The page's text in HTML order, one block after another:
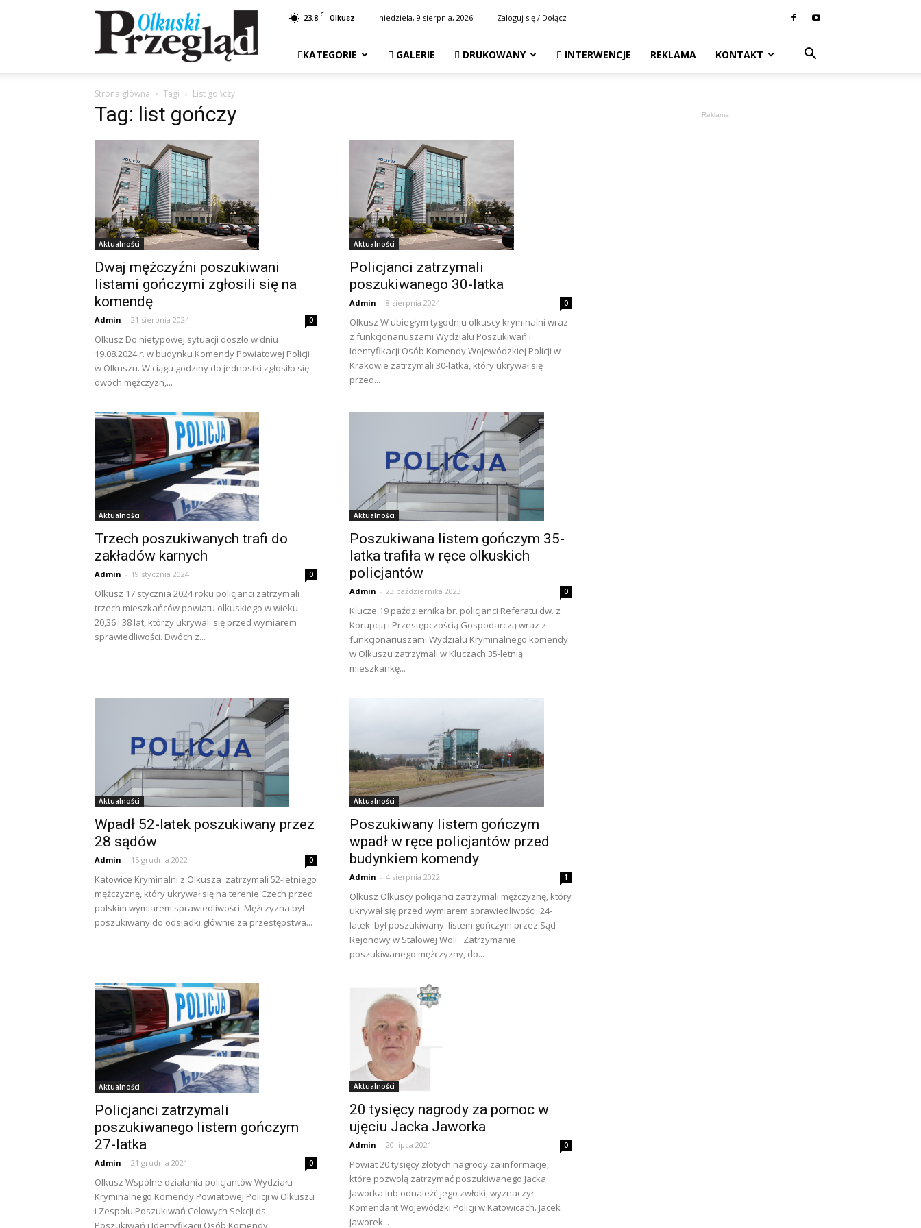
Przegląd
Olkuski
23.8 C Olkusz niedziela, 9 sierpnia, 2026 Zaloguj się / Dołącz
KATEGORIE GALERIE DRUKOWANY INTERWENCJE REKLAMA KONTAKT
Strona główna Tagi List gończy
Tag: list gończy
Aktualności
Dwaj mężczyźni poszukiwani
listami gończymi zgłosili się na
komendę
Admin - 21 sierpnia 2024 0
Olkusz Do nietypowej sytuacji doszło w dniu
19.08.2024 r. w budynku Komendy Powiatowej Policji
w Olkuszu. W ciągu godziny do jednostki zgłosiło się
dwóch mężczyzn,...
Aktualności
Policjanci zatrzymali
poszukiwanego 30-latka
Admin - 8 sierpnia 2024 0
Olkusz W ubiegłym tygodniu olkuscy kryminalni wraz
z funkcjonariuszami Wydziału Poszukiwań i
Identyfikacji Osób Komendy Wojewódzkiej Policji w
Krakowie zatrzymali 30-latka, który ukrywał się
przed...
Aktualności
Trzech poszukiwanych trafi do
zakładów karnych
Admin - 19 stycznia 2024 0
Olkusz 17 stycznia 2024 roku policjanci zatrzymali
trzech mieszkańców powiatu olkuskiego w wieku
20,36 i 38 lat, którzy ukrywali się przed wymiarem
sprawiedliwości. Dwóch z...
Aktualności
Poszukiwana listem gończym 35-
latka trafiła w ręce olkuskich
policjantów
Admin - 23 października 2023 0
Klucze 19 października br. policjanci Referatu dw. z
Korupcją i Przestępczością Gospodarczą wraz z
funkcjonariuszami Wydziału Kryminalnego komendy
w Olkuszu zatrzymali w Kluczach 35-letnią
mieszkankę...
Aktualności
Wpadł 52-latek poszukiwany przez
28 sądów
Admin - 15 grudnia 2022 0
Katowice Kryminalni z Olkusza zatrzymali 52-letniego
mężczyznę, który ukrywał się na terenie Czech przed
polskim wymiarem sprawiedliwości. Mężczyzna był
poszukiwany do odsiadki głównie za przestępstwa...
Aktualności
Poszukiwany listem gończym
wpadł w ręce policjantów przed
budynkiem komendy
Admin - 4 sierpnia 2022 1
Olkusz Olkuscy policjanci zatrzymali mężczyznę, który
ukrywał się przed wymiarem sprawiedliwości. 24-
latek był poszukiwany listem gończym przez Sąd
Rejonowy w Stalowej Woli. Zatrzymanie
poszukiwanego mężczyzny, do...
Aktualności
Policjanci zatrzymali
poszukiwanego listem gończym
27-latka
Admin - 21 grudnia 2021 0
Olkusz Wspólne działania policjantów Wydziału
Kryminalnego Komendy Powiatowej Policji w Olkuszu
i Zespołu Poszukiwań Celowych Sekcji ds.
Poszukiwań i Identyfikacji Osób Komendy
Aktualności
20 tysięcy nagrody za pomoc w
ujęciu Jacka Jaworka
Admin - 20 lipca 2021 0
Powiat 20 tysięcy złotych nagrody za informacje,
które pozwolą zatrzymać poszukiwanego Jacka
Jaworka lub odnaleźć jego zwłoki, wyznaczył
Komendant Wojewódzki Policji w Katowicach. Jacek
Jaworek...
Reklama